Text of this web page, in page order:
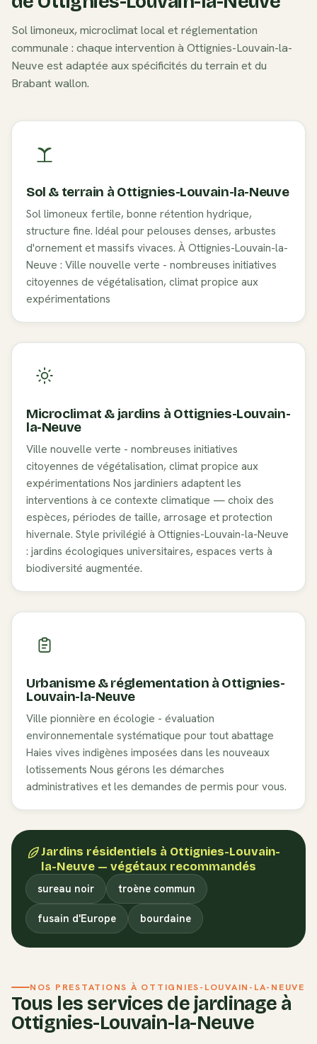
Sollimoneux, microclimat local et réglementation
communale : chaque intervention à Ottignies-Louvain-la-
Neuve est adaptée aux spécificités du terrain et du
Brabant wallon.
Sol & terrain à Ottignies-Louvain-la-Neuve
Sol limoneux fertile, bonne rétention hydrique,
structure fine. Idéal pour pelouses denses, arbustes
d'ornement et massifs vivaces. À Ottignies-Louvain-la-
Neuve : Ville nouvelle verte - nombreuses initiatives
citoyennes de végétalisation, climat propice aux
expérimentations
Microclimat & jardins à Ottignies-Louvain-
la-Neuve
Ville nouvelle verte - nombreuses initiatives
citoyennes de végétalisation, climat propice aux
expérimentations Nos jardiniers adaptent les
interventions à ce contexte climatique — choix des
espèces, périodes de taille, arrosage et protection
hivernale. Style privilégié à Ottignies-Louvain-la-Neuve
: jardins écologiques universitaires, espaces verts à
biodiversité augmentée.
Urbanisme & réglementation à Ottignies-
Louvain-la-Neuve
Ville pionnière en écologie - évaluation
environnementale systématique pour tout abattage
Haies vives indigènes imposées dans les nouveaux
lotissements Nous gérons les démarches
administratives et les demandes de permis pour vous.
Jardins résidentiels à Ottignies-Louvain-
la-Neuve — végétaux recommandés
sureau noir troène commun
fusain d'Europe bourdaine
NOS PRESTATIONS À OTTIGNIES-LOUVAIN-LA-NEUVE
Tous les services de jardinage à
Ottignies-Louvain-la-Neuve